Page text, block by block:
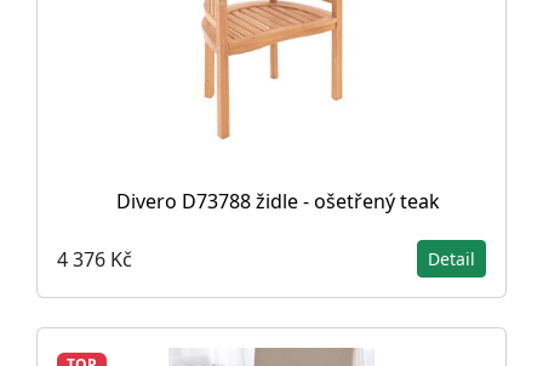
Divero D73788 židle - ošetřený teak
4 376 Kč Detail